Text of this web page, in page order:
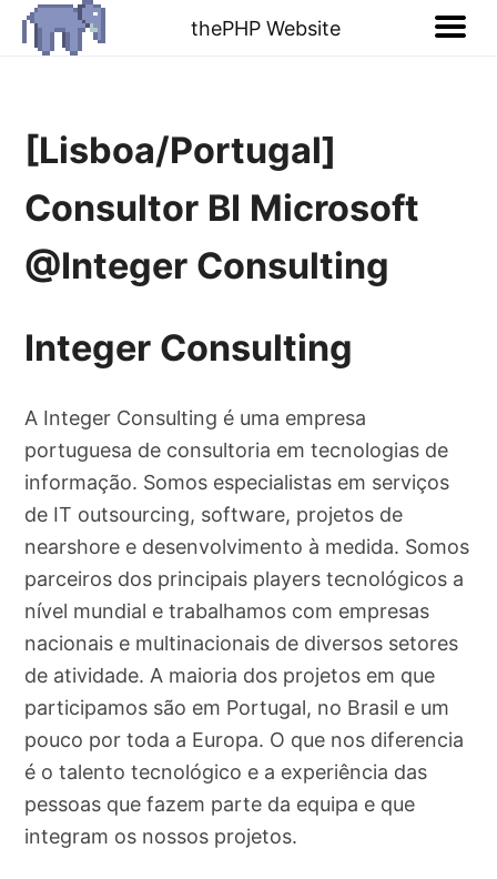
thePHP Website
[Lisboa/Portugal]
Consultor BI Microsoft
@Integer Consulting
Integer Consulting
A Integer Consulting é uma empresa
portuguesa de consultoria em tecnologias de
informação. Somos especialistas em serviços
de IT outsourcing, software, projetos de
nearshore e desenvolvimento à medida. Somos
parceiros dos principais players tecnológicos a
nível mundial e trabalhamos com empresas
nacionais e multinacionais de diversos setores
de atividade. A maioria dos projetos em que
participamos são em Portugal, no Brasil e um
pouco por toda a Europa. O que nos diferencia
é o talento tecnológico e a experiência das
pessoas que fazem parte da equipa e que
integram os nossos projetos.